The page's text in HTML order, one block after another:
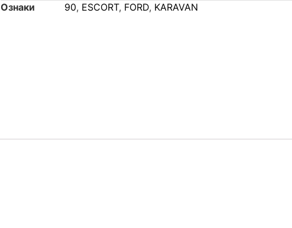
Ознаки
90, ESCORT, FORD, KARAVAN